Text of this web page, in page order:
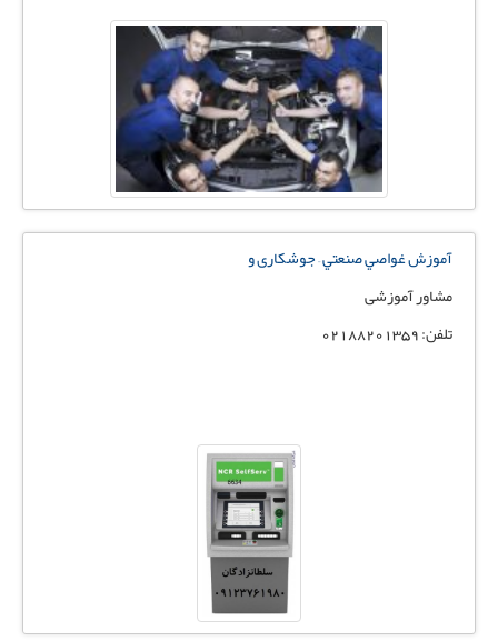
آموزش غواصي صنعتي – جوشکاری و
مشاور آموزشی
تلفن: 02188201359